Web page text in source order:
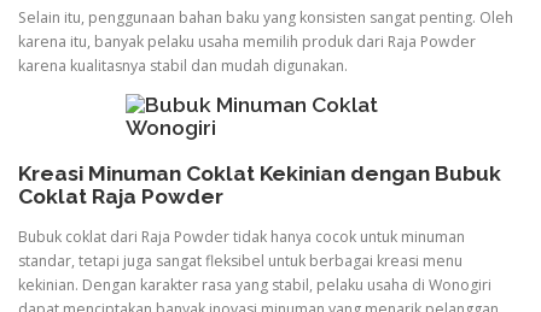
Selain itu, penggunaan bahan baku yang konsisten sangat penting. Oleh
karena itu, banyak pelaku usaha memilih produk dari Raja Powder
karena kualitasnya stabil dan mudah digunakan.
Kreasi Minuman Coklat Kekinian dengan Bubuk
Coklat Raja Powder
Bubuk coklat dari Raja Powder tidak hanya cocok untuk minuman
standar, tetapi juga sangat fleksibel untuk berbagai kreasi menu
kekinian. Dengan karakter rasa yang stabil, pelaku usaha di Wonogiri